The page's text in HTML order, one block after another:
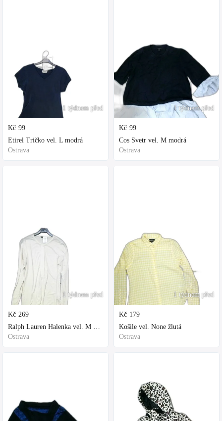
1 týdnem před
Kč 99
Etirel Tričko vel. L modrá
Ostrava
1 týdnem před
Kč 269
Ralph Lauren Halenka vel. M bílá
Ostrava
1 týdnem před
Kč 99
Cos Svetr vel. M modrá
Ostrava
1 týdnem před
Kč 179
Košile vel. None žlutá
Ostrava